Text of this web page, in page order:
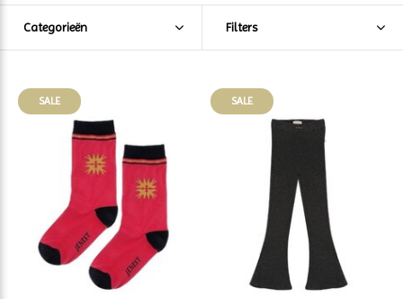
Categorieën Filters
SALE SALE